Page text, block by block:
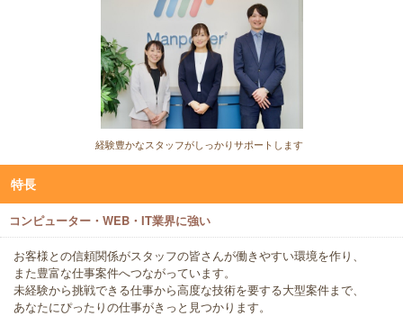
経験豊かなスタッフがしっかりサポートします
特長
コンピューター・WEB・IT業界に強い
お客様との信頼関係がスタッフの皆さんが働きやすい環境を作り、
また豊富な仕事案件へつながっています。
未経験から挑戦できる仕事から高度な技術を要する大型案件まで、
あなたにぴったりの仕事がきっと見つかります。